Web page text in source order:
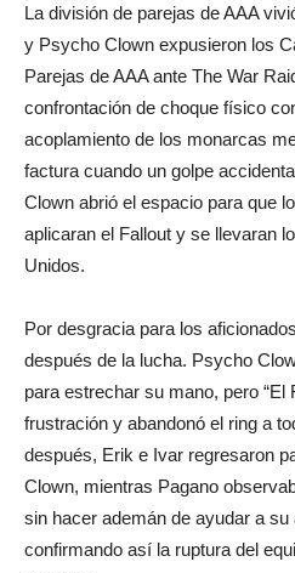
La división de parejas de AAA
y Psycho Clown expusieron los
Parejas de AAA ante The War
confrontación de choque físico
acoplamiento de los monarcas
factura cuando un golpe
Clown abrió el espacio para que
aplicaran el Fallout y se llevaran
Unidos.
Por desgracia para los
después de la lucha. Psycho
para estrechar su mano, pero
frustración y abandonó el ring a
después, Erik e Ivar regresaron
Clown, mientras Pagano
sin hacer ademán de ayudar a
confirmando así la ruptura del